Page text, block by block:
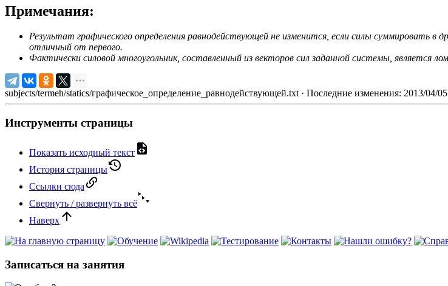
Примечания:
Результат графического определения равнодействующей не изменится, если силы суммировать в
отличный от первого.
Фактически силовой многоугольник, составленный из векторов сил заданной системы, является
subjects/termeh/statics/графическое_определение_равнодействующей.txt· Последние изменения: 2013/04/
Инструменты страницы
Показать исходный текст
История страницы
Ссылки сюда
Свернуть / развернуть всё
Наверх
Записаться на занятия